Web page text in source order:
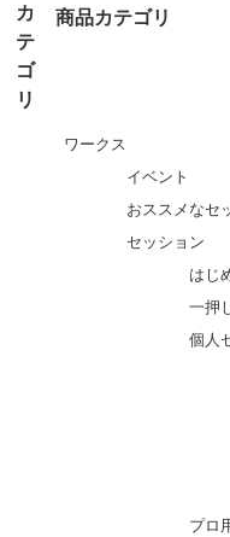
商品カテゴリ
ワークス
イベント
おススメなセ
セッション
はじ
一押
個人
プロ